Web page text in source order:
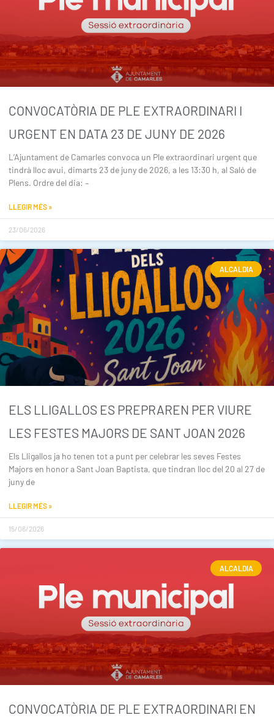
CONVOCATÒRIA DE PLE EXTRAORDINARI I
URGENT EN DATA 23 DE JUNY DE 2026
L’Ajuntament de Camarles convoca un Ple extraordinari urgent que
tindrà lloc avui, dimarts 23 de juny de 2026, a les 13:30 h, al Saló de
Plens. Ordre del dia: –
LLEGIR MÉS »
23/06/2026
ALCALDIA
ELS LLIGALLOS ES PREPRAREN PER VIURE
LES FESTES MAJORS DE SANT JOAN 2026
Els Lligallos ja ho tenen tot a punt per celebrar les seves Festes
Majors en honor a Sant Joan Baptista, que tindran lloc del 20 al 27 de
juny de
LLEGIR MÉS »
15/06/2026
ALCALDIA
CONVOCATÒRIA DE PLE EXTRAORDINARI EN